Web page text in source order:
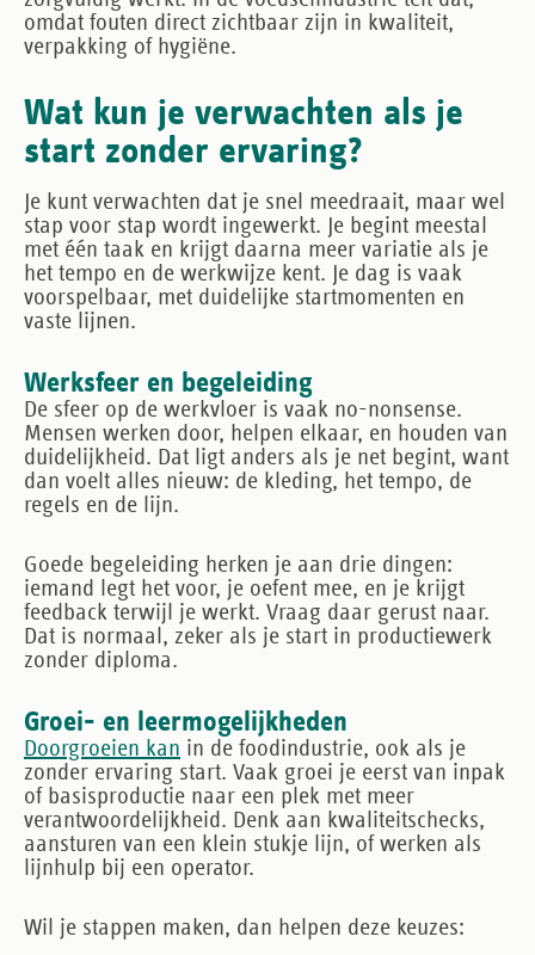
omdat fouten direct zichtbaar zijn in kwaliteit,
verpakking of hygiëne.
Wat kun je verwachten als je
start zonder ervaring?
Je kunt verwachten dat je snel meedraait, maar wel
stap voor stap wordt ingewerkt. Je begint meestal
met één taak en krijgt daarna meer variatie als je
het tempo en de werkwijze kent. Je dag is vaak
voorspelbaar, met duidelijke startmomenten en
vaste lijnen.
Werksfeer en begeleiding
De sfeer op de werkvloer is vaak no-nonsense.
Mensen werken door, helpen elkaar, en houden van
duidelijkheid. Dat ligt anders als je net begint, want
dan voelt alles nieuw: de kleding, het tempo, de
regels en de lijn.
Goede begeleiding herken je aan drie dingen:
iemand legt het voor, je oefent mee, en je krijgt
feedback terwijl je werkt. Vraag daar gerust naar.
Dat is normaal, zeker als je start in productiewerk
zonder diploma.
Groei- en leermogelijkheden
Doorgroeien kan in de foodindustrie, ook als je
zonder ervaring start. Vaak groei je eerst van inpak
of basisproductie naar een plek met meer
verantwoordelijkheid. Denk aan kwaliteitschecks,
aansturen van een klein stukje lijn, of werken als
lijnhulp bij een operator.
Wil je stappen maken, dan helpen deze keuzes: